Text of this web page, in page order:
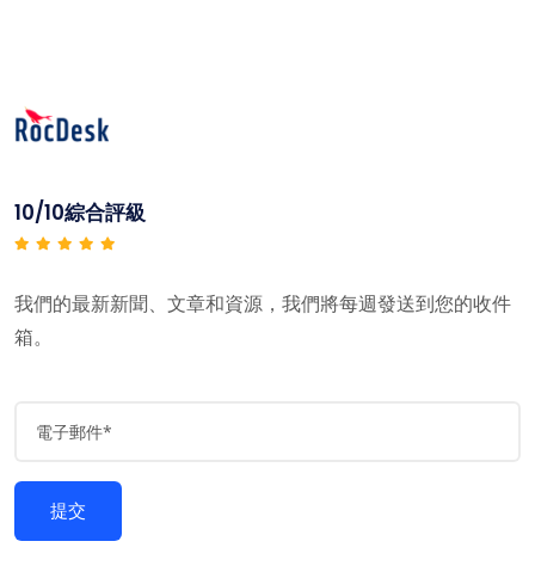
10/10綜合評級
我們的最新新聞、文章和資源，我們將每週發送到您的收件
箱。